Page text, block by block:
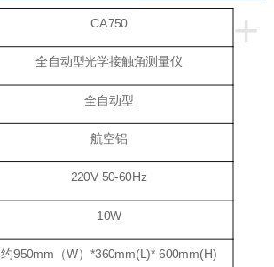
+
CA750
全自动型光学接触角测量仪
全自动型
航空铝
220V 50-60Hz
10W
约950mm（W）*360mm(L)*600mm(H)